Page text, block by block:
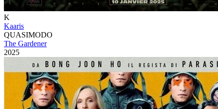
K
Kaaris
QUASIMODO
The Gardener
2025